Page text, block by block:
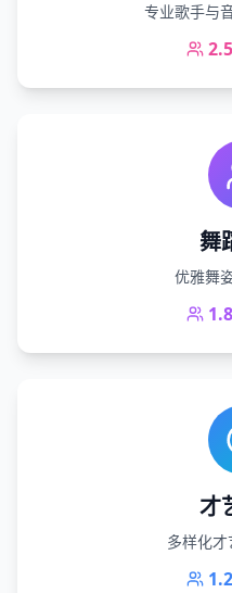
专业歌手与
舞
优雅舞
才
多样化